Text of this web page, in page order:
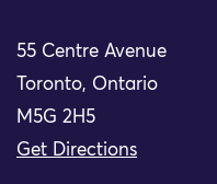
55 Centre Avenue
Toronto, Ontario
M5G 2H5
Get Directions